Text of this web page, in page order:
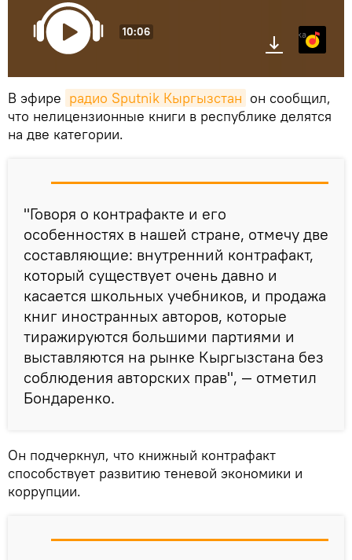
10:06 Яндекс.Музыка
В эфире радио Sputnik Кыргызстан он сообщил,
что нелицензионные книги в республике делятся
на две категории.
"Говоря о контрафакте и его
особенностях в нашей стране, отмечу две
составляющие: внутренний контрафакт,
который существует очень давно и
касается школьных учебников, и продажа
книг иностранных авторов, которые
тиражируются большими партиями и
выставляются на рынке Кыргызстана без
соблюдения авторских прав", — отметил
Бондаренко.
Он подчеркнул, что книжный контрафакт
способствует развитию теневой экономики и
коррупции.